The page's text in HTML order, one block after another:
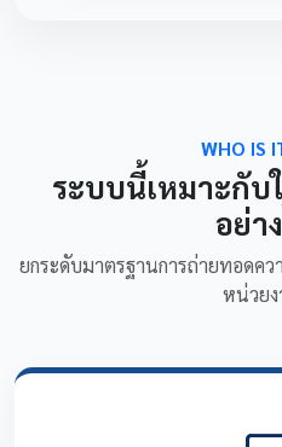
WHO IS
ระบบนี้เหมาะกับ
อย่า
ยกระดับมาตรฐานการถ่ายทอดค
หน่วยง